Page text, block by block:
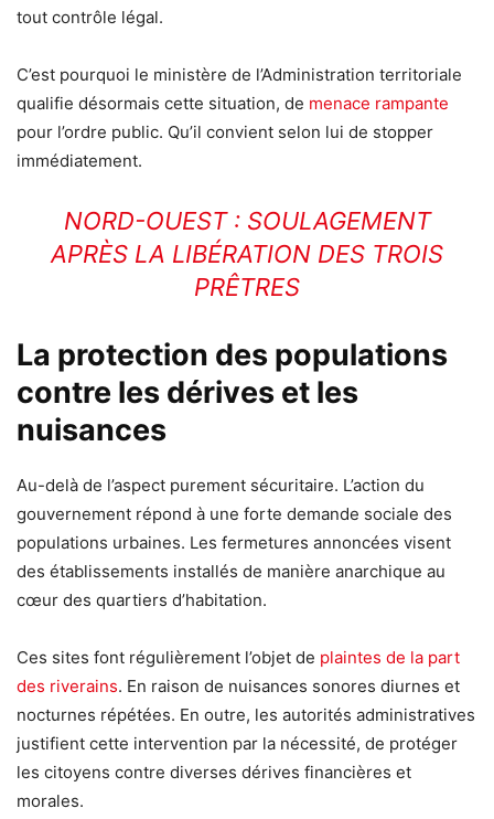
tout contrôle légal.
C’est pourquoi le ministère de l’Administration territoriale
qualifie désormais cette situation, de menace rampante
pour l’ordre public. Qu’il convient selon lui de stopper
immédiatement.
NORD-OUEST : SOULAGEMENT
APRÈS LA LIBÉRATION DES TROIS
PRÊTRES
La protection des populations
contre les dérives et les
nuisances
Au-delà de l’aspect purement sécuritaire. L’action du
gouvernement répond à une forte demande sociale des
populations urbaines. Les fermetures annoncées visent
des établissements installés de manière anarchique au
cœur des quartiers d’habitation.
Ces sites font régulièrement l’objet de plaintes de la part
des riverains. En raison de nuisances sonores diurnes et
nocturnes répétées. En outre, les autorités administratives
justifient cette intervention par la nécessité, de protéger
les citoyens contre diverses dérives financières et
morales.